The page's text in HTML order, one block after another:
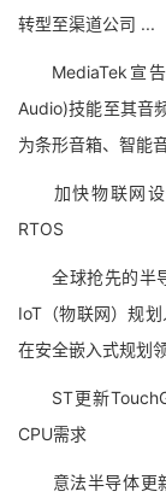
转型至渠道公司 ...
MediaTek宣告
Audio)技能至其音
为条形音箱、智能
加快物联网设
RTOS
全球抢先的半导
IoT（物联网）规
在安全嵌入式规划
ST更新
CPU需求
意法半导体更新